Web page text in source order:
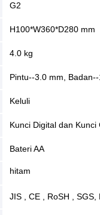
G2
H100*W360*D280 mm
4.0 kg
Pintu--3.0 mm,
Keluli
Kunci Digital dan Kunci
Bateri AA
hitam
JIS , CE , RoSH , SGS,